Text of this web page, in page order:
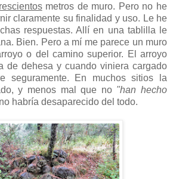
metros de muro. Pero no he
claramente su finalidad y uso. Le he
respuestas. Allí en una tablilla le
Bien. Pero a mí me parece un muro
o del camino superior. El arroyo
de dehesa y cuando viniera cargado
seguramente. En muchos sitios la
y menos mal que no "han hecho
habría desaparecido del todo.